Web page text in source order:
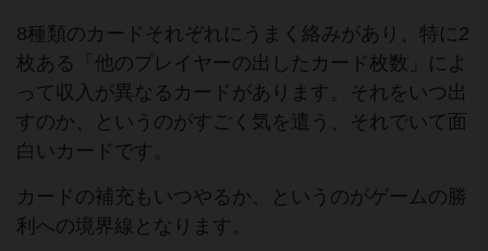
8種類のカードそれぞれにうまく絡みがあり、特に2
枚ある「他のプレイヤーの出したカード枚数」によ
って収入が異なるカードがあります。それをいつ出
すのか、というのがすごく気を遣う、それでいて面
白いカードです。
カードの補充もいつやるか、というのがゲームの勝
利への境界線となります。